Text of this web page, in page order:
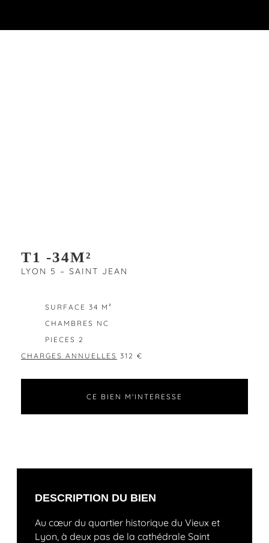
T1 -34M²
LYON 5 – SAINT JEAN
SURFACE 34 M²
CHAMBRES NC
PIECES 2
CHARGES ANNUELLES 312 €
CE BIEN M'INTERESSE
DESCRIPTION DU BIEN
Au cœur du quartier historique du Vieux et
Lyon, à deux pas de la cathédrale Saint